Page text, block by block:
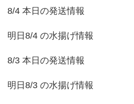
8/4 本日の発送情報
明日8/4 の水揚げ情報
8/3 本日の発送情報
明日8/3 の水揚げ情報